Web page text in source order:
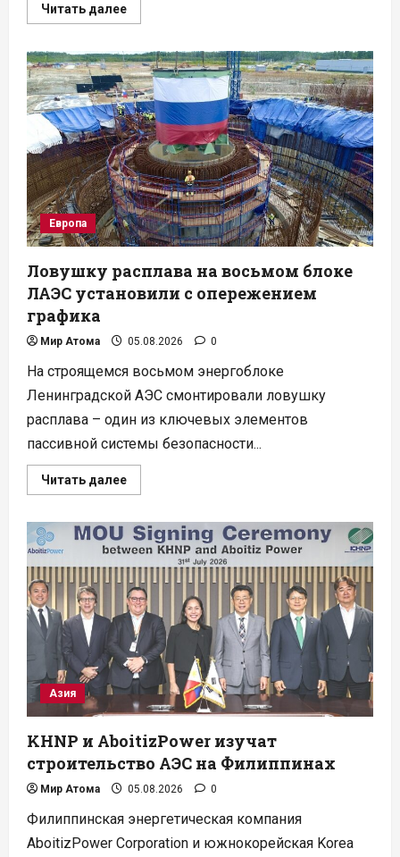
Читать далееПрочитать
больше
вложит
$35,6
млн
в
центр
для
геологического
хранилища
ОЯТ
Европа
Ловушку расплава на восьмом блоке
ЛАЭС установили с опережением
графика
Мир Атома 05.08.2026 0
На строящемся восьмом энергоблоке
Ленинградской АЭС смонтировали ловушку
расплава – один из ключевых элементов
пассивной системы безопасности...
Читать далееПрочитать
больше
расплава
на
восьмом
блоке
ЛАЭС
установили
с
опережением
графика
Азия
KHNP и AboitizPower изучат
строительство АЭС на Филиппинах
Мир Атома 05.08.2026 0
Филиппинская энергетическая компания
AboitizPower Corporation и южнокорейская Korea